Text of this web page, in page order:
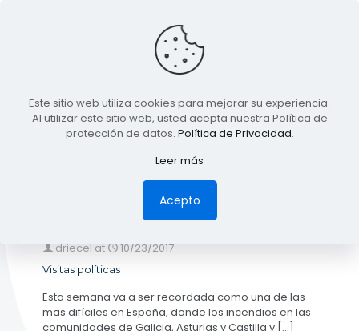
BLOG
TODA LA INFORMACIÓN
Tags Authors
driecel at 10/23/2017
Visitas políticas
Esta semana va a ser recordada como una de las
mas difíciles en España, donde los incendios en las
comunidades de Galicia, Asturias y Castilla y […]
Este sitio web utiliza cookies para mejorar su experiencia.
Al utilizar este sitio web, usted acepta nuestra Política de
protección de datos. Política de Privacidad.
Leer más
Acepto